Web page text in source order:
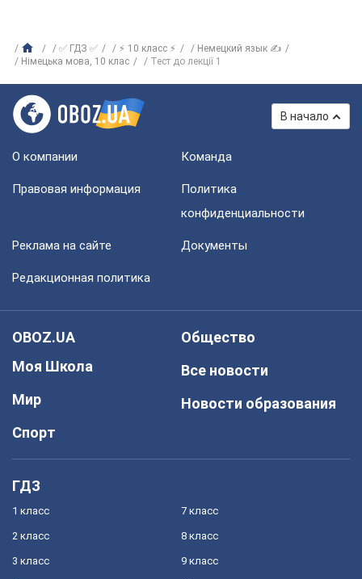
✅ ГДЗ ✅ ⚡ 10 класс ⚡
Немецкий язык ✍
Німецька мова, 10 клас
Тест до лекції 1
В начало
О компании Команда
Правовая информация
Политика
конфиденциальности
Реклама на сайте Документы
Редакционная политика
OBOZ.UA
Моя Школа
Мир
Спорт
Общество
Все новости
Новости образования
ГДЗ
1 класс
2 класс
3 класс
7 класс
8 класс
9 класс